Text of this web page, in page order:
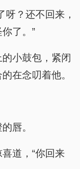
呀？还不回来，
了。”
小鼓包，紧闭
在念叨着他。
唇。
道，“你回来